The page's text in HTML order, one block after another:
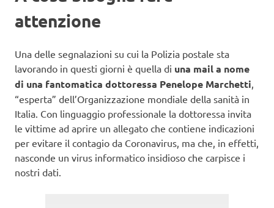
attenzione
Una delle segnalazioni su cui la Polizia postale sta
lavorando in questi giorni è quella di una mail a nome
di una fantomatica dottoressa Penelope Marchetti
“esperta” dell’Organizzazione mondiale della sanità in
Italia. Con linguaggio professionale la dottoressa invita
le vittime ad aprire un allegato che contiene indicazioni
per evitare il contagio da Coronavirus, ma che, in effetti,
nasconde un virus informatico insidioso che carpisce i
nostri dati.